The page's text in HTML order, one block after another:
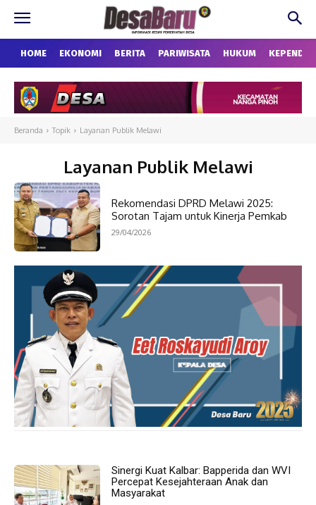
HOME EKONOMI BERITA PARIWISATA HUKUM
Beranda Topik Layanan Publik Melawi
Layanan Publik Melawi
Rekomendasi DPRD Melawi 2025:
Sorotan Tajam untuk Kinerja Pemkab
29/04/2026
Sinergi Kuat Kalbar: Bapperida dan WVI
Percepat Kesejahteraan Anak dan
Masyarakat